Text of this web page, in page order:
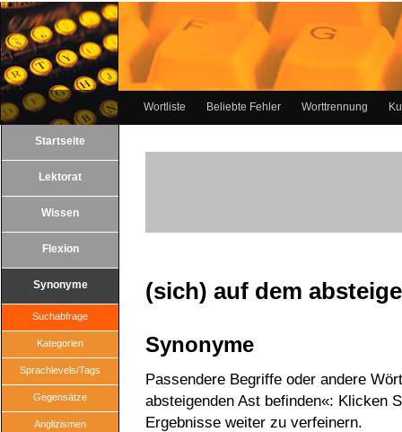
Wortliste Beliebte Fehler Worttrennung
Startseite
Lektorat
Wissen
Flexion
Synonyme
Suchabfrage
Kategorien
Sprachlevels/Tags
Gegensätze
Anglizismen
(sich) auf dem
Synonyme
Passendere Begriffe oder andere
absteigenden Ast befinden«: Klicken
Ergebnisse weiter zu verfeinern.